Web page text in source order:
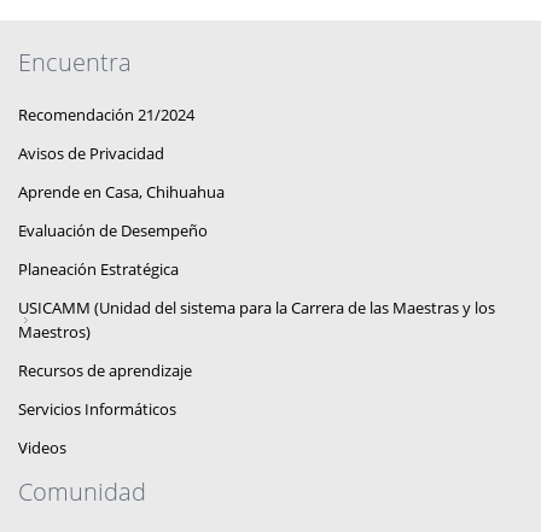
Encuentra
Recomendación 21/2024
Avisos de Privacidad
Aprende en Casa, Chihuahua
Evaluación de Desempeño
Planeación Estratégica
USICAMM (Unidad del sistema para la Carrera de las Maestras y los
Maestros)
Recursos de aprendizaje
Servicios Informáticos
Videos
Comunidad